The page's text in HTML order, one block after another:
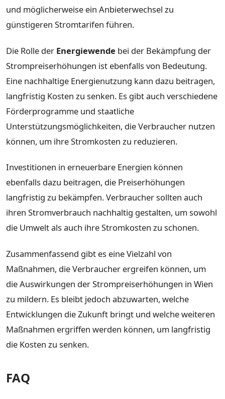
und möglicherweise ein Anbieterwechsel zu
günstigeren Stromtarifen führen.
Die Rolle der Energiewende bei der Bekämpfung der
Strompreiserhöhungen ist ebenfalls von Bedeutung.
Eine nachhaltige Energienutzung kann dazu beitragen,
langfristig Kosten zu senken. Es gibt auch verschiedene
Förderprogramme und staatliche
Unterstützungsmöglichkeiten, die Verbraucher nutzen
können, um ihre Stromkosten zu reduzieren.
Investitionen in erneuerbare Energien können
ebenfalls dazu beitragen, die Preiserhöhungen
langfristig zu bekämpfen. Verbraucher sollten auch
ihren Stromverbrauch nachhaltig gestalten, um sowohl
die Umwelt als auch ihre Stromkosten zu schonen.
Zusammenfassend gibt es eine Vielzahl von
Maßnahmen, die Verbraucher ergreifen können, um
die Auswirkungen der Strompreiserhöhungen in Wien
zu mildern. Es bleibt jedoch abzuwarten, welche
Entwicklungen die Zukunft bringt und welche weiteren
Maßnahmen ergriffen werden können, um langfristig
die Kosten zu senken.
FAQ